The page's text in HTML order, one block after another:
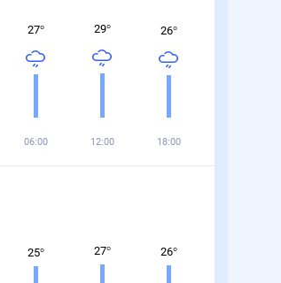
27°
06:00
29°
12:00
26°
18:00
25° 27° 26°